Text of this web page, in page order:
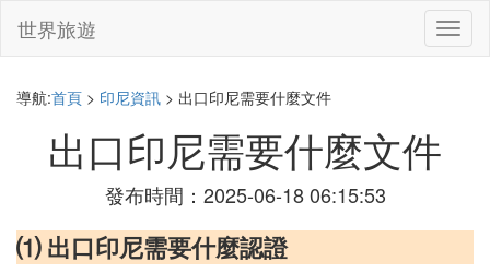
切
換
世界旅遊
導航:首頁 > 印尼資訊 > 出口印尼需要什麼文件
出口印尼需要什麼文件
發布時間：2025-06-18 06:15:53
⑴ 出口印尼需要什麼認證